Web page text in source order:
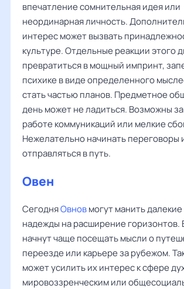
впечатление сомнительная идея или
неординарная личность.
интерес может вызвать
культуре. Отдельные реакции этого
превратиться в мощный импринт,
психике в виде определенного
стать частью планов. Предметное
день может не ладиться. Возможны
работе коммуникаций или мелкие
Нежелательно начинать переговоры
отправляться в путь.
Овен
СегодняОвновмогут манить далекие
надежды на расширение горизонтов.
начнут чаще посещать мысли о
переезде или карьере за рубежом.
может усилить их интерес к сфере
мировоззренческим или